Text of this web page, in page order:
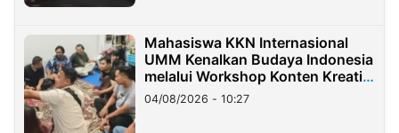
Mahasiswa KKN Internasional
UMM Kenalkan Budaya Indonesia
melalui Workshop Konten Kreatif
di Taiwan
04/08/2026 - 10:27